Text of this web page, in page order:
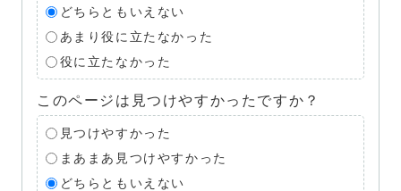
どちらともいえない
あまり役に立たなかった
役に立たなかった
このページは見つけやすかったですか？
見つけやすかった
まあまあ見つけやすかった
どちらともいえない